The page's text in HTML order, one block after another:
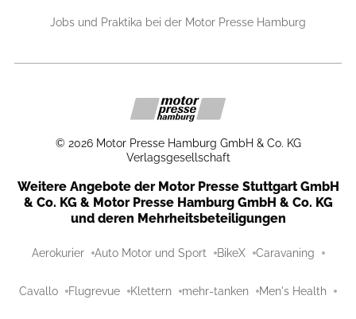
Jobs und Praktika bei der Motor Presse Hamburg
© 2026 Motor Presse Hamburg GmbH & Co. KG
Verlagsgesellschaft
Weitere Angebote der Motor Presse Stuttgart GmbH
& Co. KG & Motor Presse Hamburg GmbH & Co. KG
und deren Mehrheitsbeteiligungen
Aerokurier Auto Motor und Sport BikeX Caravaning
Cavallo Flugrevue Klettern mehr-tanken Men's Health